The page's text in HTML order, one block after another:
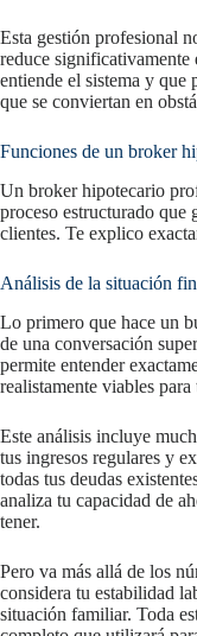
Esta gestión profesional
reduce significativamente
entiende el sistema y que
que se conviertan en
Funciones de un broker
Un broker hipotecario
proceso estructurado que
clientes. Te explico
Análisis de la situación
Lo primero que hace un
de una conversación
permite entender
realistamente viables para
Este análisis incluye
tus ingresos regulares y
todas tus deudas
analiza tu capacidad de
tener.
Pero va más allá de los
considera tu estabilidad
situación familiar. Toda